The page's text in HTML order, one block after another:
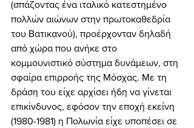
(σπάζοντας ένα ιταλικό κατεστημένο
πολλών αιώνων στην πρωτοκαθεδρία
του Βατικανού), προέρχονταν δηλαδή
από χώρα που ανήκε στο
κομμουνιστικό σύστημα δυνάμεων, στη
σφαίρα επιρροής της Μόσχας. Με τη
δράση του είχε αρχίσει ήδη να γίνεται
επικίνδυνος, εφόσον την εποχή εκείνη
(1980-1981) η Πολωνία είχε υποπέσει σε